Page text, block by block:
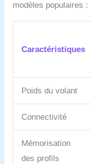
modèles populaires :
Caractéristiques
Poids du volant
Connectivité
Mémorisation
des profils